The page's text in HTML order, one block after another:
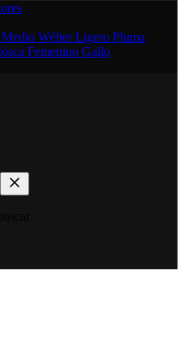
Medio WélterLigero Pluma
Femenino Gallo